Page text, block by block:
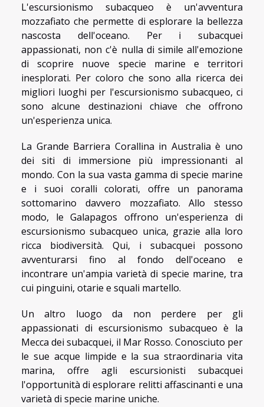
L'escursionismo subacqueo è un'avventura
mozzafiato che permette di esplorare la bellezza
nascosta dell'oceano. Per i subacquei
appassionati, non c'è nulla di simile all'emozione
di scoprire nuove specie marine e territori
inesplorati. Per coloro che sono alla ricerca dei
migliori luoghi per l'escursionismo subacqueo, ci
sono alcune destinazioni chiave che offrono
un'esperienza unica.
La Grande Barriera Corallina in Australia è uno
dei siti di immersione più impressionanti al
mondo. Con la sua vasta gamma di specie marine
e i suoi coralli colorati, offre un panorama
sottomarino davvero mozzafiato. Allo stesso
modo, le Galapagos offrono un'esperienza di
escursionismo subacqueo unica, grazie alla loro
ricca biodiversità. Qui, i subacquei possono
avventurarsi fino al fondo dell'oceano e
incontrare un'ampia varietà di specie marine, tra
cui pinguini, otarie e squali martello.
Un altro luogo da non perdere per gli
appassionati di escursionismo subacqueo è la
Mecca dei subacquei, il Mar Rosso. Conosciuto per
le sue acque limpide e la sua straordinaria vita
marina, offre agli escursionisti subacquei
l'opportunità di esplorare relitti affascinanti e una
varietà di specie marine uniche.